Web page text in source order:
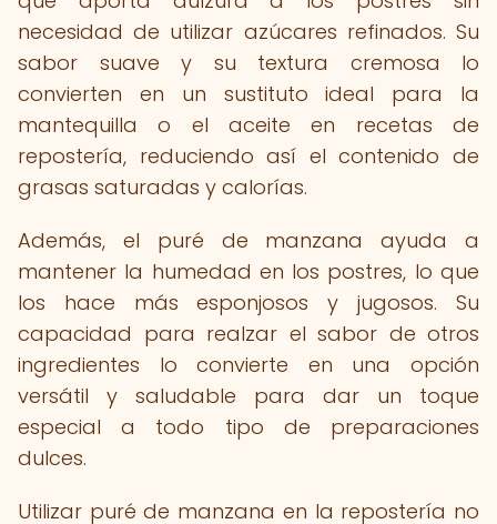
necesidad de utilizar azúcares refinados. Su
sabor suave y su textura cremosa lo
convierten en un sustituto ideal para la
mantequilla o el aceite en recetas de
repostería, reduciendo así el contenido de
grasas saturadas y calorías.
Además, el puré de manzana ayuda a
mantener la humedad en los postres, lo que
los hace más esponjosos y jugosos. Su
capacidad para realzar el sabor de otros
ingredientes lo convierte en una opción
versátil y saludable para dar un toque
especial a todo tipo de preparaciones
dulces.
Utilizar puré de manzana en la repostería no